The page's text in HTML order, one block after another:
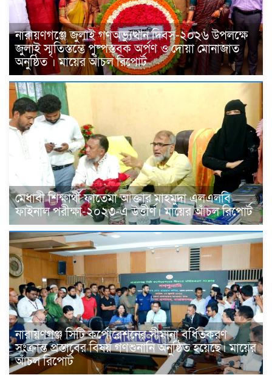
নারায়ণগঞ্জে জুলাই গণঅভ্যুত্থান দিবস-২০২৬ উপলক্ষে
জুলাই স্মৃতিস্তম্ভে পুষ্পস্তবক অর্পণ ও দোয়া মোনাজাত
অনুষ্ঠিত । মায়ের আঁচল রিপোর্ট
মেধাবী শিক্ষার্থী ফাতেমা আক্তার মাহমুদা এলএলবি
ফাইনাল পরীক্ষা-২০২৩-এ উত্তীর্ণ। মায়ের আঁচল রিপোর্ট
নারায়ণগঞ্জ সিটি কর্পোরেশনের সীমানা বর্ধিতকরণ
সংক্রান্ত প্রস্তাবের বিষয় গণশুনানি অনুষ্ঠিত হয়েছে। মায়ের
আঁচল রিপোর্ট